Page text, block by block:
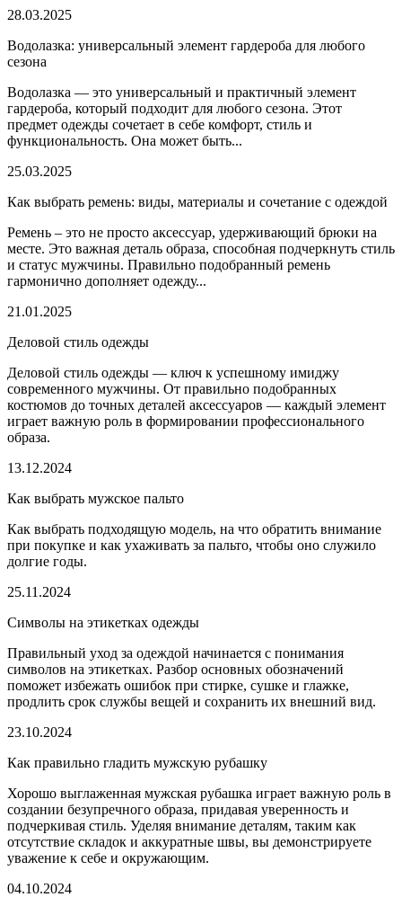
28.03.2025
Водолазка: универсальный элемент гардероба для любого
сезона
Водолазка — это универсальный и практичный элемент
гардероба, который подходит для любого сезона. Этот
предмет одежды сочетает в себе комфорт, стиль и
функциональность. Она может быть...
25.03.2025
Как выбрать ремень: виды, материалы и сочетание с одеждой
Ремень – это не просто аксессуар, удерживающий брюки на
месте. Это важная деталь образа, способная подчеркнуть стиль
и статус мужчины. Правильно подобранный ремень
гармонично дополняет одежду...
21.01.2025
Деловой стиль одежды
Деловой стиль одежды — ключ к успешному имиджу
современного мужчины. От правильно подобранных
костюмов до точных деталей аксессуаров — каждый элемент
играет важную роль в формировании профессионального
образа.
13.12.2024
Как выбрать мужское пальто
Как выбрать подходящую модель, на что обратить внимание
при покупке и как ухаживать за пальто, чтобы оно служило
долгие годы.
25.11.2024
Символы на этикетках одежды
Правильный уход за одеждой начинается с понимания
символов на этикетках. Разбор основных обозначений
поможет избежать ошибок при стирке, сушке и глажке,
продлить срок службы вещей и сохранить их внешний вид.
23.10.2024
Как правильно гладить мужскую рубашку
Хорошо выглаженная мужская рубашка играет важную роль в
создании безупречного образа, придавая уверенность и
подчеркивая стиль. Уделяя внимание деталям, таким как
отсутствие складок и аккуратные швы, вы демонстрируете
уважение к себе и окружающим.
04.10.2024